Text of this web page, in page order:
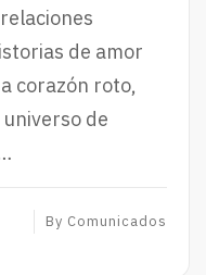
de amor
corazón roto,
de
By Comunicados